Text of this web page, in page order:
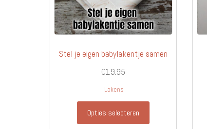
Stel je eigen babylakentje samen
€19.95
Lakens
Opties selecteren
Dit